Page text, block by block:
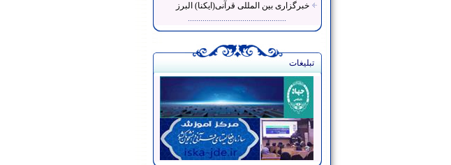
خبرگزاری بین المللی قرآنی(ایکنا) البرز
...............................................
تبلیغات